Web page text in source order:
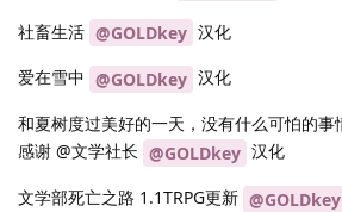
社畜生活 @GOLDkey 汉化
爱在雪中 @GOLDkey 汉化
和夏树度过美好的一天，没有什么可怕的事
感谢 @文学社长 @GOLDkey 汉化
文学部死亡之路 1.1TRPG更新 @GOLDkey